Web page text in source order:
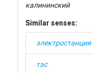
калининский
Similar senses:
электростанция
тэс